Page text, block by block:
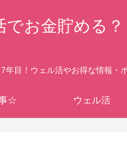
でお金貯める？
目！ウェル活やお得な情報・
☆ ウェル活